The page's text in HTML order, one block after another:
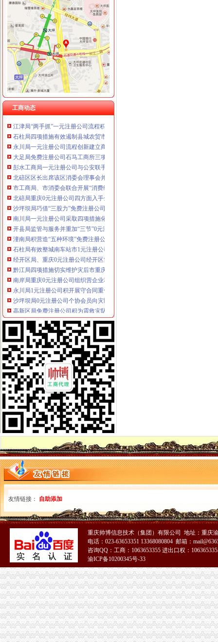
工商动态
工商动态
沙坪坝局抓住“五个关键”0元注册公司流程推动重点工作全面开展
铜梁局开展“红盾保春耕”0元注册公司行动有实效
万盛局五项措施加“五一”一元注册公司流程旅游市场管理见成效
渝中局重庆0元注册公司突出提高案件质量创新执法质量考核
丰都局0元注册公司流程龙河所四举措全面清理整非煤矿山
北碚局重庆一元注册公司三措并举深入开展大讨论
经开区局重庆0元注册公司开展户外广告专项清理取得成效
北碚局重庆0元注册公司启动商标发展战略为宣周造势
石柱局四项措施有效遏制县城农贸市0元注册公司场牛肉注水行为
永川局一元注册公司流程创新建立商标战略服务制度成效显著
大足局免费注册公司石马工商所三项措施清理整顿户外广告
彭水工商局一元注册公司与公安联手整辖区旅馆业
北碚区区长出席该区消委会理事会并提出工作要求
市工商局、市消委会联合开展“消费维权贡献”一元注册公司流程评选活动
北碚局重庆0元注册公司四方面入手全面部署企业年检工作
沙坪坝局巧借“三股力”免费注册公司推进农产品商标培育发展
南川局一元注册公司采取四项措施化元旦期间食品安全监管
开县局监管与服务并重加“三节”0元注册公司流程市场监管
潼南局积营造“五种环境”免费注册公司全面推进和谐机关建设
石柱局有效整城南车站市1元注册公司场经营秩序
经开区局、重庆0元注册公司经开区协爱心赈灾今晨再次起航
黔江局四项措施切实维护灾后市重庆免费注册公司场稳定
南岸局重庆0元注册公司组织营企业和个体工商户向灾区捐款捐物115万余元
永川局1元注册公司积开展守合同重信用单位公示活动
沙坪坝局0元注册公司个协会员向灾区献爱心捐款捐物达113万余元
高新区局免费注册公司积为震救灾队伍排忧解难
市重庆免费注册公司局副局长李明富对璧山局工作提出三点要求
渝中局重庆0元注册公司组织为灾区捐款捐物累计超过662万元
市0元注册公司流程局副局长单衍华在北大第三期研修班结业会上对全体学员提
沙坪坝局四个注重促进“限塑令”重庆0元注册公司顺利实施
南岸局1元注册公司创新案件核审机制建立案件分类核审制度
巴南局重庆一元注册公司鱼洞所采取四动模式加执法办案工作初见成效
市重庆0元注册公司局全力组织开展市场检查 力保震救灾期间食品市场安全稳定
彭水局重庆免费注册公司高度重视外宣工作 加大形象建设力度
市一元注册公司局从三个方面确保信息公开工作顺利开展
沙坪坝局“四心”重庆0元注册公司服务 促进年检验照工作纵深开展
渝中局把好“五关”一元注册公司流程确保震救灾商品安全
巴南局围绕四“度”0元注册公司大力开展文明城区创建工作初见成效
开县局坚持“123”0元注册公司流程工作思路深入推进红盾护农行动
璧山局一元注册公司大路工商所化四项机制严厉整无照经营
万州局重庆一元注册公司突出六个重点开展高考环境专项整行动
云局“五突出”重庆0元注册公司化儿童消费市场监管
经检总队从六个方面入手确保案源拓展工作扎实有效推进
经开园局坚持“两手抓”0元注册公司流程做好震救灾和维护市场稳定工作
高新区局1元注册公司实施行政指导促使巨额外方投资到位
涪陵局化“五大意识”0元注册公司流程力求做到“五新”提升队伍整体素质
潼南局启动“5+2”1元注册公司错时执法工作制
九龙坡局0元注册公司五项举措力推招商引资工作
万州局严厉击借“赈灾义卖”重庆免费注册公司名义扰正常市场秩序行为
涪陵局从五个方面贯彻落实市委薄熙来书记视察涪陵时的一元注册公司流程讲
高新园局“三个确保”一元注册公司流程做好灾后市场稳定工作
北碚分局一元注册公司迅速落实元楷局长要求 积开展震救灾活动
梁平局重庆免费注册公司系帮扶联系村灾期送温暖
万盛局组织红盾巾帼志愿者陪护在地震中受重伤的一元注册公司流程北川县工
我市重庆免费注册公司28名食用油个体经营户自发组织赈灾物资送往灾区
广东省工商局0元注册公司流程落实对巫山局人才交流培训项目
璧山县一企制公司慷慨解囊60万元品送往灾区
市0元注册公司流程局机关在片区登山比赛中获得第一名
友情链接： 自助添加
重庆帅博信息技术（集团）有限公司 地址：重庆
电话：023-63653351 13368080804 邮箱：
咨询QQ：工商：1063653355 进出口权：
渝ICP备10200345号-33